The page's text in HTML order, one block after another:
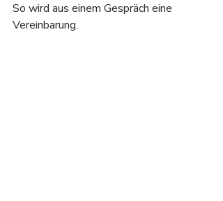
So wird aus einem Gespräch eine
Vereinbarung.